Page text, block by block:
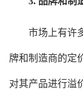
市场上有许多
牌和制造商的定
对其产品进行溢